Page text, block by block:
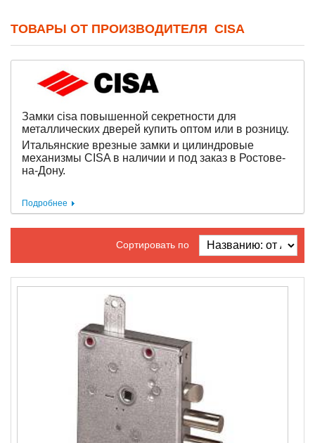
ТОВАРЫ ОТ ПРОИЗВОДИТЕЛЯ CISA
Замки cisa повышенной секретности для
металлических дверей купить оптом или в розницу.
Итальянские врезные замки и цилиндровые
механизмы CISA в наличии и под заказ в Ростове-
на-Дону.
Подробнее
Сортировать по